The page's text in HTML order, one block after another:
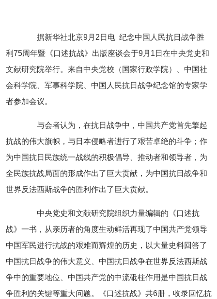
据新华社北京9月2日电 纪念中国人民抗日战争胜
利75周年暨《口述抗战》出版座谈会于9月1日在中央党史和
文献研究院举行。来自中央党校（国家行政学院）、中国社
会科学院、军事科学院、中国人民抗日战争纪念馆的专家学
者参加会议。
与会者认为，在抗日战争中，中国共产党首先擎起
抗战的伟大旗帜，与日本侵略者进行了艰苦卓绝的斗争；作
为中国抗日民族统一战线的积极倡导、推动者和领导者，为
全民族抗战局面的形成作出了巨大贡献，为中国抗日战争和
世界反法西斯战争的胜利作出了巨大贡献。
中央党史和文献研究院组织力量编辑的《口述抗
战》一书，从亲历者的角度生动鲜活再现了中国共产党领导
中国军民进行抗战的艰难而辉煌的历史，以大量史料回答了
中国抗日战争的伟大意义、中国抗日战争在世界反法西斯战
争中的重要地位、中国共产党的中流砥柱作用是中国抗日战
争胜利的关键等重大问题。《口述抗战》共6册，收录回忆抗